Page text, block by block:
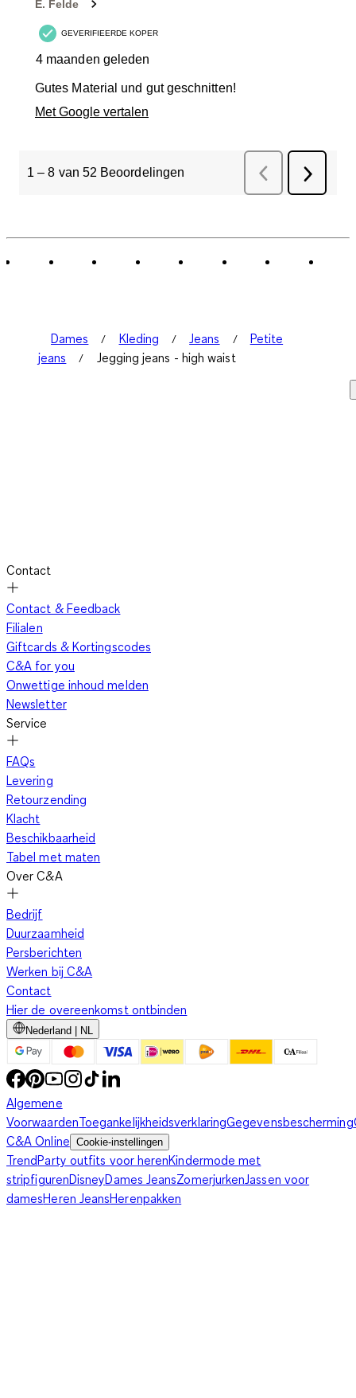
E. Felde
GEVERIFIEERDE KOPER
4 maanden geleden
Gutes Material und gut geschnitten!
Met Google vertalen
1 – 8 van 52 Beoordelingen Vorige
Dames Kleding Jeans
Petite
jeans
Jegging jeans - high waist
Contact
Contact & Feedback
Filialen
Giftcards & Kortingscodes
C&A for you
Onwettige inhoud melden
Newsletter
Service
FAQs
Levering
Retourzending
Klacht
Beschikbaarheid
Tabel met maten
Over C&A
Bedrijf
Duurzaamheid
Persberichten
Werken bij C&A
Contact
Hier de overeenkomst ontbinden
Nederland | NL
Algemene
VoorwaardenToegankelijkheidsverklaringGegevensbescherming
C&A Online Cookie-instellingen
TrendParty outfits voor herenKindermode met
stripfigurenDisneyDames JeansZomerjurkenJassen voor
damesHeren JeansHerenpakken